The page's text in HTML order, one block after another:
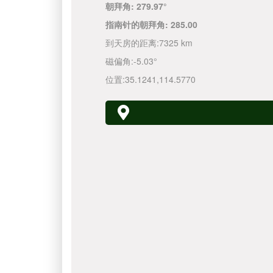
朝拜角: 279.97°
指南针的朝拜角: 285.00
到天房的距离:7325 km
磁偏角:-5.03°
位置:35.1241 ,114.5770